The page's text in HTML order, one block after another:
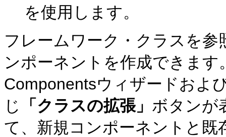
を使用します。
フレームワーク・クラスを
ンポーネントを作成できま
Componentsウィザードおよ
じ
「クラスの拡張」 ボタンが
て、新規コンポーネントと